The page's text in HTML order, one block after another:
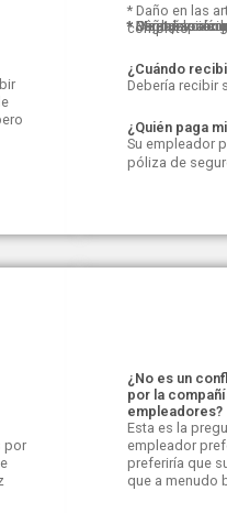
* Daño en las
completo
* Pérdida
* Daño a los
* Cicatrización
* Migrañas
*
¿Cuándo
Debería recibir
¿Quién paga
Su empleador
póliza de
por
¿No es un
por la
empleadores?
Esta es la
empleador
preferiría que
que a menudo